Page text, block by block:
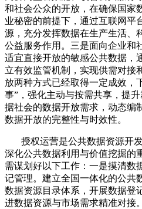
和社会公众的开放，在确保国家
业秘密的前提下，通过互联网平
源，充分发挥数据在生产生活、
公益服务作用。三是面向企业和
适宜直接开放的敏感公共数据，
立有效监管机制，实现供需对接
放两种方式已经取得一定成效，
事”，强化主动与按需共享，提
据社会的数据开放需求，动态编
数据开放的完整性与时效性。
授权运营是公共数据资源开
深化公共数据利用与价值挖掘的
需谋划好以下工作：一是摸清数
记管理。建立全国一体化的公共
数据资源目录体系，开展数据登
进数据资源与市场需求精准对接